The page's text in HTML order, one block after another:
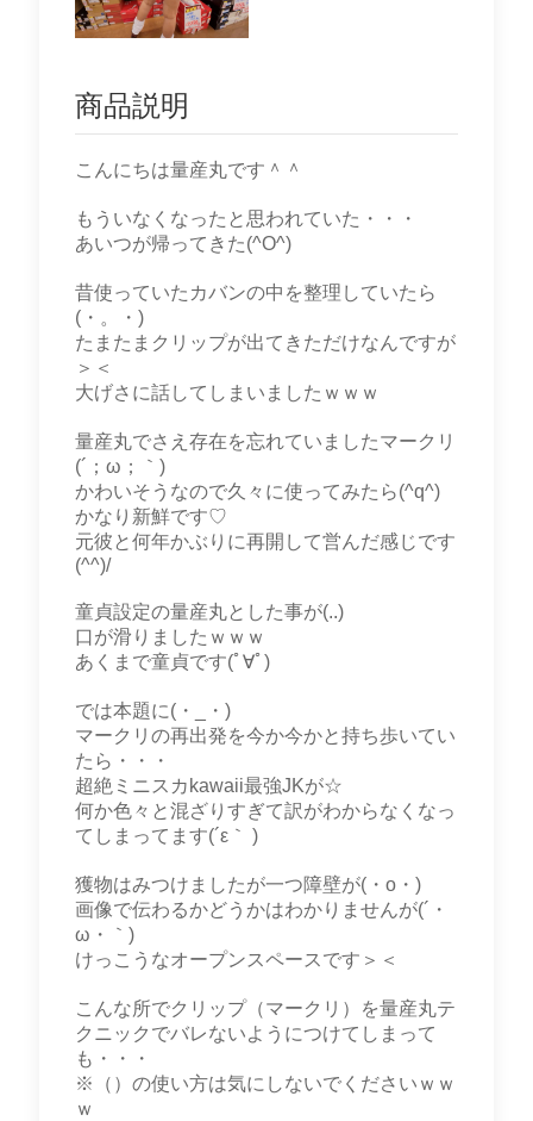
商品説明
こんにちは量産丸です＾＾
もういなくなったと思われていた・・・
あいつが帰ってきた(^O^)
昔使っていたカバンの中を整理していたら
(・。・)
たまたまクリップが出てきただけなんですが
＞＜
大げさに話してしまいましたｗｗｗ
量産丸でさえ存在を忘れていましたマークリ
(´；ω；｀)
かわいそうなので久々に使ってみたら(^q^)
かなり新鮮です♡
元彼と何年かぶりに再開して営んだ感じです
(^^)/
童貞設定の量産丸とした事が(..)
口が滑りましたｗｗｗ
あくまで童貞です(ﾟ∀ﾟ)
では本題に(・_・)
マークリの再出発を今か今かと持ち歩いてい
たら・・・
超絶ミニスカkawaii最強JKが☆
何か色々と混ざりすぎて訳がわからなくなっ
てしまってます(´ε｀ )
獲物はみつけましたが一つ障壁が(・o・)
画像で伝わるかどうかはわかりませんが(´・
ω・｀)
けっこうなオープンスペースです＞＜
こんな所でクリップ（マークリ）を量産丸テ
クニックでバレないようにつけてしまって
も・・・
※（）の使い方は気にしないでくださいｗｗ
ｗ